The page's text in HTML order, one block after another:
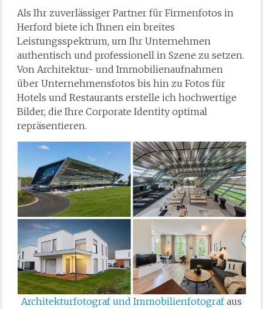
Als Ihr zuverlässiger Partner für Firmenfotos in
Herford biete ich Ihnen ein breites
Leistungsspektrum, um Ihr Unternehmen
authentisch und professionell in Szene zu setzen.
Von Architektur- und Immobilienaufnahmen
über Unternehmensfotos bis hin zu Fotos für
Hotels und Restaurants erstelle ich hochwertige
Bilder, die Ihre Corporate Identity optimal
repräsentieren.
Architekturfotograf und Immobilienfotografaus